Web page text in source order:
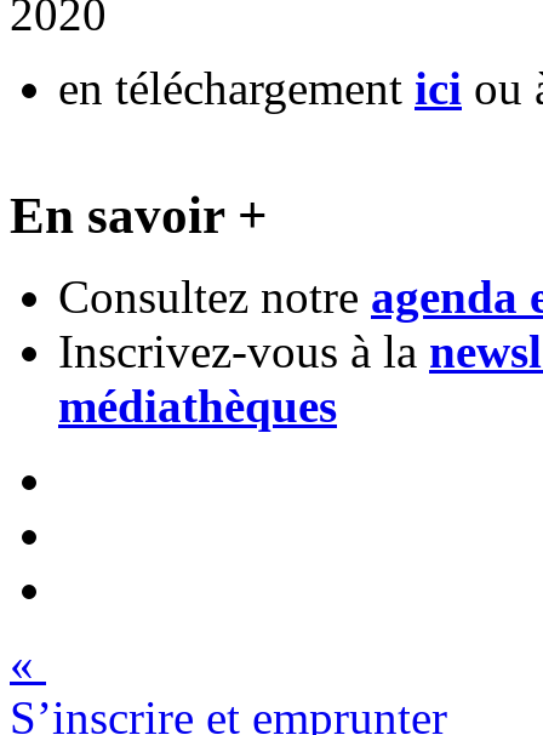
2020
en téléchargement ici ou
En savoir +
Consultez notre agenda
Inscrivez-vous à la
médiathèques
«
S’inscrire et emprunter